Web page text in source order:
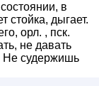
в
стойка, дыгает.
орл. , пск.
не давать
Не судержишь